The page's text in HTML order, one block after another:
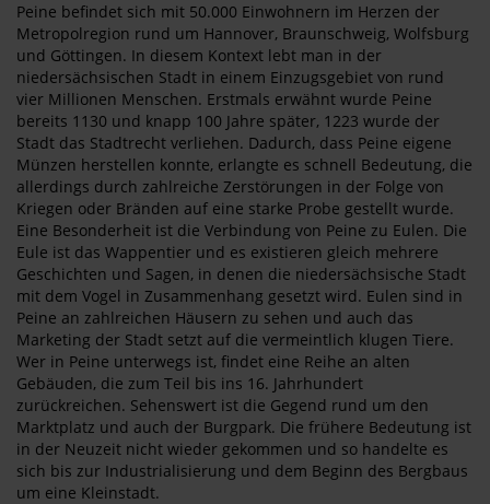
Peine befindet sich mit 50.000 Einwohnern im Herzen der
Metropolregion rund um Hannover, Braunschweig, Wolfsburg
und Göttingen. In diesem Kontext lebt man in der
niedersächsischen Stadt in einem Einzugsgebiet von rund
vier Millionen Menschen. Erstmals erwähnt wurde Peine
bereits 1130 und knapp 100 Jahre später, 1223 wurde der
Stadt das Stadtrecht verliehen. Dadurch, dass Peine eigene
Münzen herstellen konnte, erlangte es schnell Bedeutung, die
allerdings durch zahlreiche Zerstörungen in der Folge von
Kriegen oder Bränden auf eine starke Probe gestellt wurde.
Eine Besonderheit ist die Verbindung von Peine zu Eulen. Die
Eule ist das Wappentier und es existieren gleich mehrere
Geschichten und Sagen, in denen die niedersächsische Stadt
mit dem Vogel in Zusammenhang gesetzt wird. Eulen sind in
Peine an zahlreichen Häusern zu sehen und auch das
Marketing der Stadt setzt auf die vermeintlich klugen Tiere.
Wer in Peine unterwegs ist, findet eine Reihe an alten
Gebäuden, die zum Teil bis ins 16. Jahrhundert
zurückreichen. Sehenswert ist die Gegend rund um den
Marktplatz und auch der Burgpark. Die frühere Bedeutung ist
in der Neuzeit nicht wieder gekommen und so handelte es
sich bis zur Industrialisierung und dem Beginn des Bergbaus
um eine Kleinstadt.